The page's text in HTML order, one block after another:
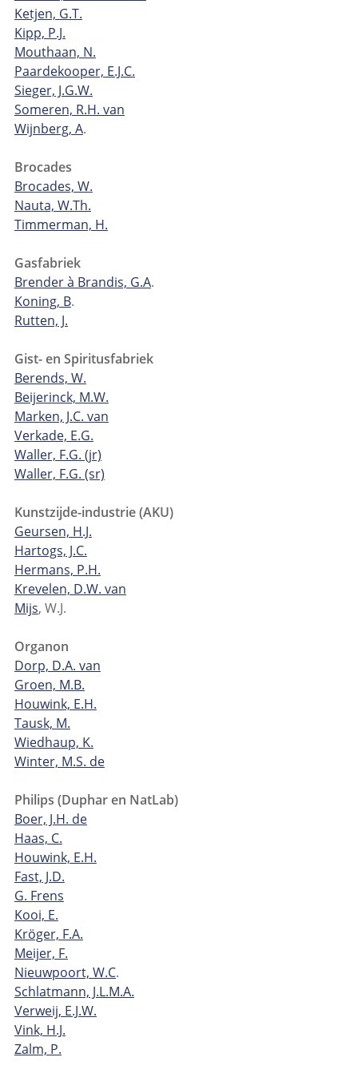
Ketjen, G.T.
Kipp, P.J.
Mouthaan, N.
Paardekooper, E.J.C.
Sieger, J.G.W.
Someren, R.H. van
Wijnberg, A.
Brocades
Brocades, W.
Nauta, W.Th.
Timmerman, H.
Gasfabriek
Brender à Brandis, G.A.
Koning, B.
Rutten, J.
Gist- en Spiritusfabriek
Berends, W.
Beijerinck, M.W.
Marken, J.C. van
Verkade, E.G.
Waller, F.G. (jr)
Waller, F.G. (sr)
Kunstzijde-industrie (AKU)
Geursen, H.J.
Hartogs, J.C.
Hermans, P.H.
Krevelen, D.W. van
Mijs, W.J.
Organon
Dorp, D.A. van
Groen, M.B.
Houwink, E.H.
Tausk, M.
Wiedhaup, K.
Winter, M.S. de
Philips (Duphar en NatLab)
Boer, J.H. de
Haas, C.
Houwink, E.H.
Fast, J.D.
G. Frens
Kooi, E.
Kröger, F.A.
Meijer, F.
Nieuwpoort, W.C.
Schlatmann, J.L.M.A.
Verweij, E.J.W.
Vink, H.J.
Zalm, P.